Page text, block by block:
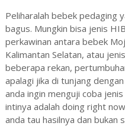
Peliharalah bebek pedaging
bagus. Mungkin bisa jenis
perkawinan antara bebek
Kalimantan Selatan, atau
beberapa rekan,
apalagi jika di tunjang
anda ingin menguji coba
intinya adalah doing right
anda tau hasilnya dan bukan